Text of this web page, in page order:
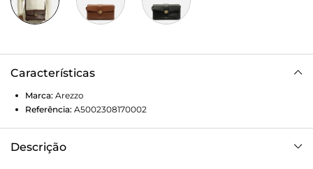
Características
Marca: Arezzo
Referência: A5002308170002
Descrição